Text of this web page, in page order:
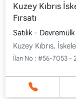
Kuzey Kıbrıs
Fırsatı
Satılık - Devremülk
Kuzey Kıbrıs,
İlan No : #56-7053 -